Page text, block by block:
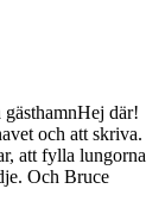
Hej där!
och att skriva.
att fylla lungorna
Och Bruce